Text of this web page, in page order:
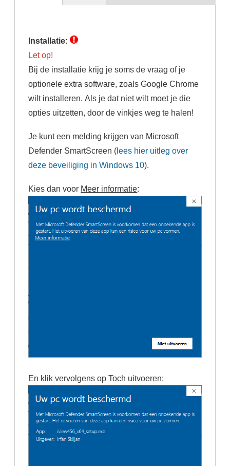
Installatie:
Let op!
Bij de installatie krijg je soms de vraag of je
optionele extra software, zoals Google Chrome
wilt installeren. Als je dat niet wilt moet je die
opties uitzetten, door de vinkjes weg te halen!
Je kunt een melding krijgen van Microsoft
Defender SmartScreen (lees hier uitleg over
deze beveiliging in Windows 10).
Kies dan voor Meer informatie:
En klik vervolgens opToch uitvoeren: